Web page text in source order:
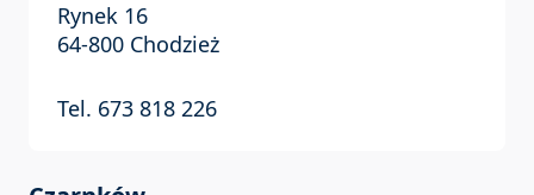
Rynek 16
64-800 Chodzież
Tel. 673 818 226